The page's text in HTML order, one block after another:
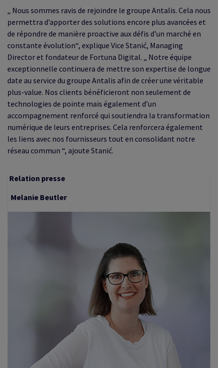
„ Nous sommes ravis de rejoindre le groupe Antalis. Cela nous
permettra d’apporter des solutions encore plus avancées et
de répondre de manière proactive aux défis d’un marché en
constante évolution“, explique Vice Stanić, Managing
Director et fondateur de Fortuna Digital. „ Notre équipe
exceptionnelle continuera de mettre son expertise de longue
date au service du groupe Antalis afin de créer une véritable
plus-value. Nos clients bénéficieront non seulement de
technologies de pointe mais également d’un
accompagnement renforcé qui soutiendra la transformation
numérique de leurs entreprises. Cela renforcera également
les liens avec nos fournisseurs tout en consolidant notre
réseau commun “, ajoute Stanić.
Relation presse
Melanie Beutler